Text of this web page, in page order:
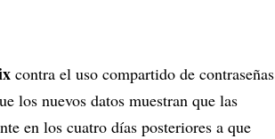
contra el uso compartido de contraseñas
los nuevos datos muestran que las
en los cuatro días posteriores a que